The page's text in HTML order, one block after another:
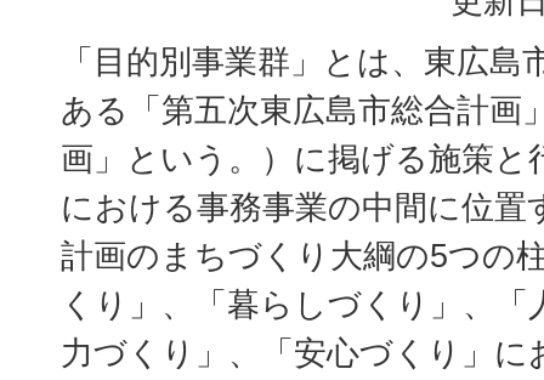
「目的別事業群」とは、東広島
ある「第五次東広島市総合計画
画」という。）に掲げる施策と
における事務事業の中間に位置
計画のまちづくり大綱の5つの
くり」、「暮らしづくり」、「
力づくり」、「安心づくり」